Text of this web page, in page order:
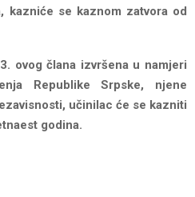
kazniće se kaznom zatvora od
ovog člana izvršena u namjeri
Republike Srpske, njene
učinilac će se kazniti
godina.